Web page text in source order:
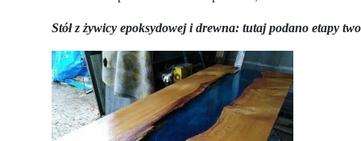
Stół z żywicy epoksydowej i drewna: tutaj podano etapy